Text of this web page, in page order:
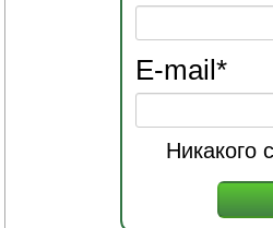
E-mail*
Никакого